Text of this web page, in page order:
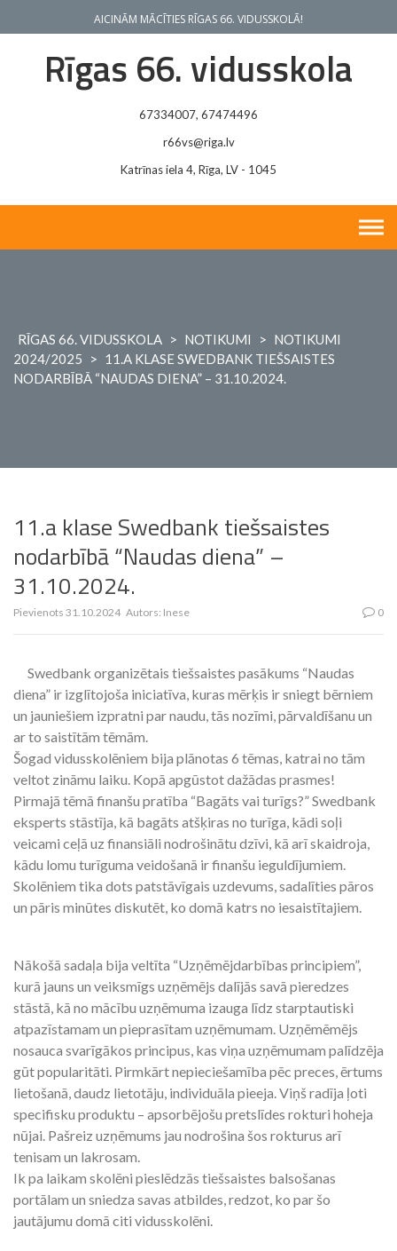
AICINĀM MĀCĪTIES RĪGAS 66. VIDUSSKOLĀ!
Rīgas 66. vidusskola
67334007, 67474496
r66vs@riga.lv
Katrīnas iela 4, Rīga, LV - 1045
RĪGAS 66. VIDUSSKOLA > NOTIKUMI > NOTIKUMI
2024/2025
> 11.A KLASE SWEDBANK TIEŠSAISTES
NODARBĪBĀ “NAUDAS DIENA” – 31.10.2024.
11.a klase Swedbank tiešsaistes
nodarbībā “Naudas diena” –
31.10.2024.
Pievienots 31.10.2024 Autors: Inese 0
Swedbank organizētais tiešsaistes pasākums “Naudas
diena” ir izglītojoša iniciatīva, kuras mērķis ir sniegt bērniem
un jauniešiem izpratni par naudu, tās nozīmi, pārvaldīšanu un
ar to saistītām tēmām.
Šogad vidusskolēniem bija plānotas 6 tēmas, katrai no tām
veltot zināmu laiku. Kopā apgūstot dažādas prasmes!
Pirmajā tēmā finanšu pratība “Bagāts vai turīgs?” Swedbank
eksperts stāstīja, kā bagāts atšķiras no turīga, kādi soļi
veicami ceļā uz finansiāli nodrošinātu dzīvi, kā arī skaidroja,
kādu lomu turīguma veidošanā ir finanšu ieguldījumiem.
Skolēniem tika dots patstāvīgais uzdevums, sadalīties pāros
un pāris minūtes diskutēt, ko domā katrs no iesaistītajiem.
Nākošā sadaļa bija veltīta “Uzņēmējdarbības principiem”,
kurā jauns un veiksmīgs uzņēmējs dalījās savā pieredzes
stāstā, kā no mācību uzņēmuma izauga līdz starptautiski
atpazīstamam un pieprasītam uzņēmumam. Uzņēmēmējs
nosauca svarīgākos principus, kas viņa uzņēmumam palīdzēja
gūt popularitāti. Pirmkārt nepieciešamība pēc preces, ērtums
lietošanā, daudz lietotāju, individuāla pieeja. Viņš radīja ļoti
specifisku produktu – apsorbējošu pretslīdes rokturi hoheja
nūjai. Pašreiz uzņēmums jau nodrošina šos rokturus arī
tenisam un lakrosam.
Ik pa laikam skolēni pieslēdzās tiešsaistes balsošanas
portālam un sniedza savas atbildes, redzot, ko par šo
jautājumu domā citi vidusskolēni.